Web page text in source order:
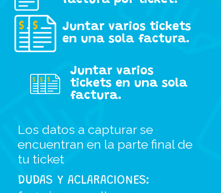
Juntar varios tickets
en una sola factura.
Juntar varios
tickets en una sola
factura.
Los datos a capturar se
encuentran en la parte final de
tu ticket
DUDAS Y ACLARACIONES: